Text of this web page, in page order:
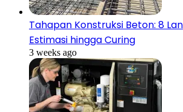
Tahapan Konstruksi Beton: 8
Estimasi hingga Curing
3 weeks ago